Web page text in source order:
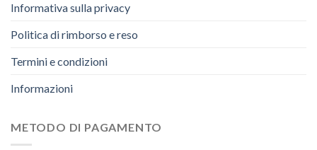
Informativa sulla privacy
Politica di rimborso e reso
Termini e condizioni
Informazioni
METODO DI PAGAMENTO